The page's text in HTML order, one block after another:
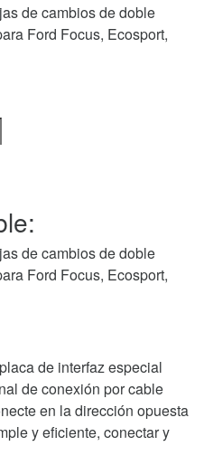
de cambios de doble
Ford Focus, Ecosport,
de cambios de doble
Ford Focus, Ecosport,
de interfaz especial
de conexión por cable
en la dirección opuesta
y eficiente, conectar y